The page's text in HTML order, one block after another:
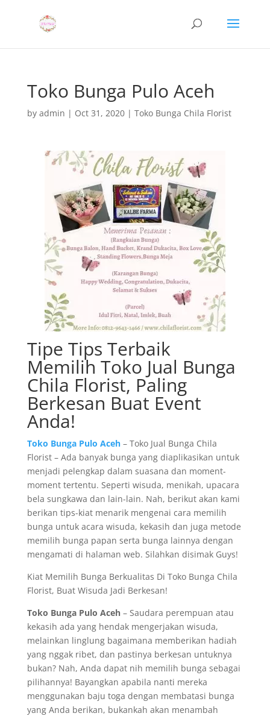
Toko Bunga Pulo Aceh
by admin | Oct 31, 2020| Toko Bunga Chila Florist
Tipe Tips Terbaik
Memilih Toko Jual Bunga
Chila Florist, Paling
Berkesan Buat Event
Anda!
Toko Bunga Pulo Aceh– Toko Jual Bunga Chila
Florist – Ada banyak bunga yang diaplikasikan untuk
menjadi pelengkap dalam suasana dan moment-
moment tertentu. Seperti wisuda, menikah, upacara
bela sungkawa dan lain-lain. Nah, berikut akan kami
berikan tips-kiat menarik mengenai cara memilih
bunga untuk acara wisuda, kekasih dan juga metode
memilih bunga papan serta bunga lainnya dengan
mengamati di halaman web. Silahkan disimak Guys!
Kiat Memilih Bunga Berkualitas Di Toko Bunga Chila
Florist, Buat Wisuda Jadi Berkesan!
Toko Bunga Pulo Aceh– Saudara perempuan atau
kekasih ada yang hendak mengerjakan wisuda,
melainkan linglung bagaimana memberikan hadiah
yang nggak ribet, dan pastinya berkesan untuknya
bukan? Nah, Anda dapat nih memilih bunga sebagai
pilihannya! Bayangkan apabila nanti mereka
menggunakan baju toga dengan membatasi bunga
yang Anda berikan, bukankah akan menambah